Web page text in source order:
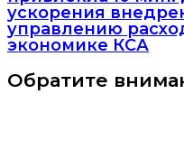
ускорения
управлению
экономике КСА
Обратите